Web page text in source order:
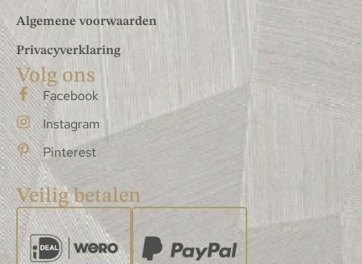
Algemene voorwaarden
Privacyverklaring
Volg ons
Facebook
Instagram
Pinterest
Veilig betalen